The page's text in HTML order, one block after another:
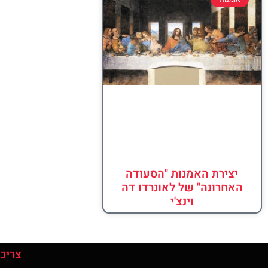
יצירת האמנות "הסעודה
האחרונה" של לאונרדו דה
וינצ'י